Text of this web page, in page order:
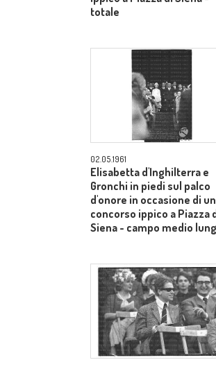
totale
02.05.1961
Elisabetta d'Inghilterra e
Gronchi in piedi sul palco
d'onore in occasione di un
concorso ippico a Piazza
Siena - campo medio